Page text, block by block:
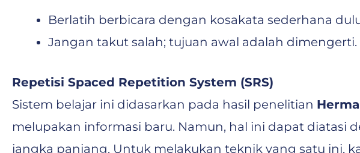
Berlatih berbicara dengan kosakata sederhana
Jangan takut salah; tujuan awal adalah dimengerti.
Repetisi Spaced Repetition System (SRS)
Sistem belajar ini didasarkan pada hasil penelitian
melupakan informasi baru. Namun, hal ini dapat diatasi
jangka panjang. Untuk melakukan teknik yang satu ini,